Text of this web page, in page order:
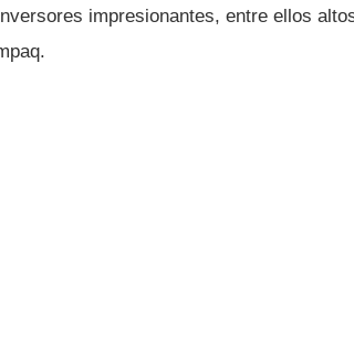
impresionantes, entre ellos